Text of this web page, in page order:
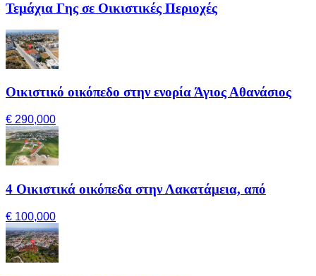
Τεμάχια Γης σε Οικιστικές Περιοχές
Οικιστικό οικόπεδο στην ενορία Άγιος Αθανάσιος
€ 290,000
4 Οικιστικά οικόπεδα στην Λακατάμεια, από
€ 100,000